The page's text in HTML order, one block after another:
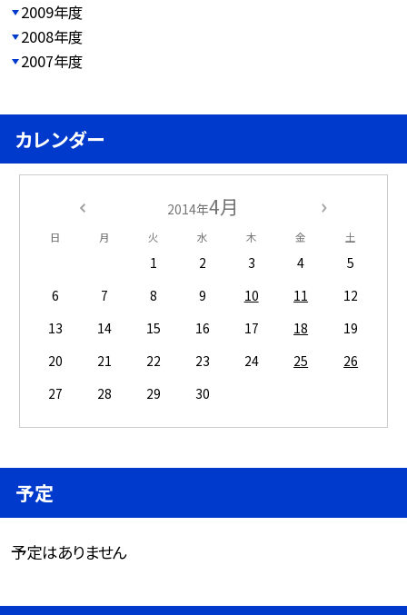
2009年度
2008年度
2007年度
カレンダー
2014年4月
日 月 火 水 木 金 土
1 2 3 4
5
6
7 8 9 10 11
12
13
14 15 16 17 18
19
20
21 22 23 24 25
26
27
28 29 30
予定
予定はありません